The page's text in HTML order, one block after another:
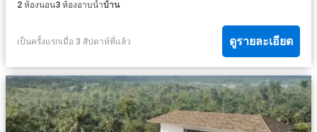
2 ห้องนอน3 ห้องอาบน้ำบ้าน
เป็นครั้งแรกเมื่อ 3 สัปดาห์ที่แล้ว ดูรายละเอียด